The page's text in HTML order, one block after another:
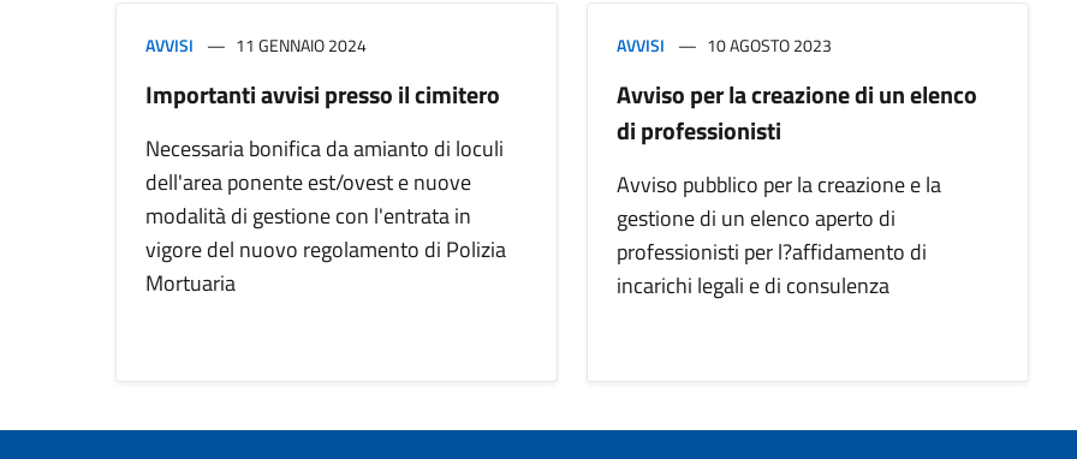
AVVISI 11 GENNAIO 2024
Importanti avvisi presso il cimitero
Necessaria bonifica da amianto di loculi
dell'area ponente est/ovest e nuove
modalità di gestione con l'entrata in
vigore del nuovo regolamento di Polizia
Mortuaria
AVVISI 10 AGOSTO 2023
Avviso per la creazione di un elenco
di professionisti
Avviso pubblico per la creazione e la
gestione di un elenco aperto di
professionisti per l?affidamento di
incarichi legali e di consulenza